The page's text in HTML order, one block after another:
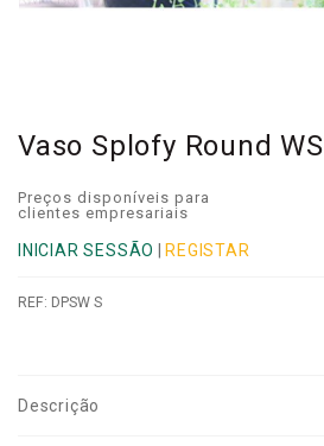
Vaso Splofy Round WS
Preços disponíveis para
clientes empresariais
INICIAR SESSÃO REGISTAR
REF: DPSW S
Descrição